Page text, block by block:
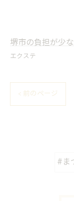
堺市の負担が少
エクステ
< 前のページ
#ま